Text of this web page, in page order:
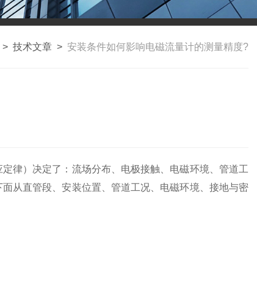
> 技术文章 > 安装条件如何影响电磁流量计的测量精度?
律）决定了：流场分布、电极接触、电磁环境、管道工
从直管段、安装位置、管道工况、电磁环境、接地与密